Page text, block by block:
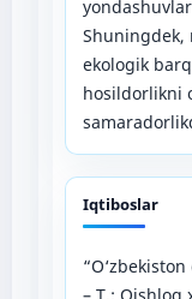
Shuningdek,
ekologik
hosildorlikni
Iqtiboslar